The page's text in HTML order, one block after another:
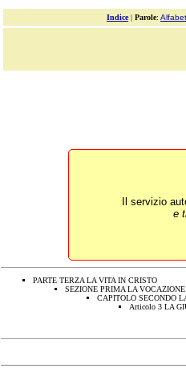
Indice| Parole:
Il servizio
e
PARTE TERZA LA VITA IN CRISTO
SEZIONE PRIMA LA
CAPITOLO SECONDO
Articolo 3 LA